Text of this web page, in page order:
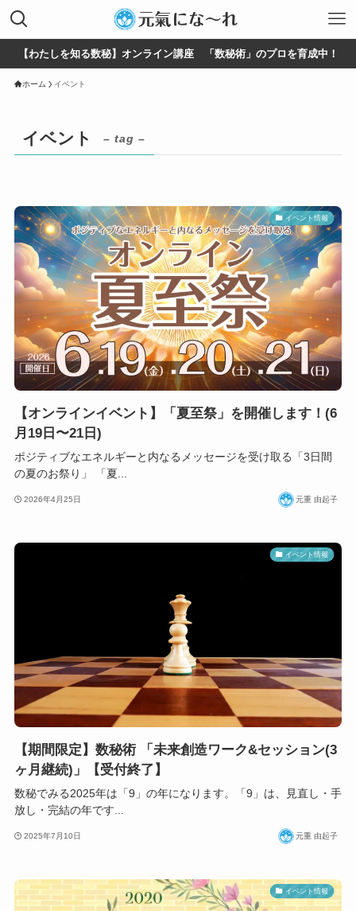
【わたしを知る数秘】オンライン講座 「数秘術」のプロを育成中！
ホーム イベント
イベント – tag –
イベント情報
【オンラインイベント】「夏至祭」を開催します！(6
月19日〜21日)
ポジティブなエネルギーと内なるメッセージを受け取る「3日間
の夏のお祭り」 「夏...
2026年4月25日 元重 由起子
イベント情報
【期間限定】数秘術 「未来創造ワーク&セッション(3
ヶ月継続)」【受付終了】
数秘でみる2025年は「9」の年になります。「9」は、見直し・手
放し・完結の年です...
2025年7月10日 元重 由起子
イベント情報